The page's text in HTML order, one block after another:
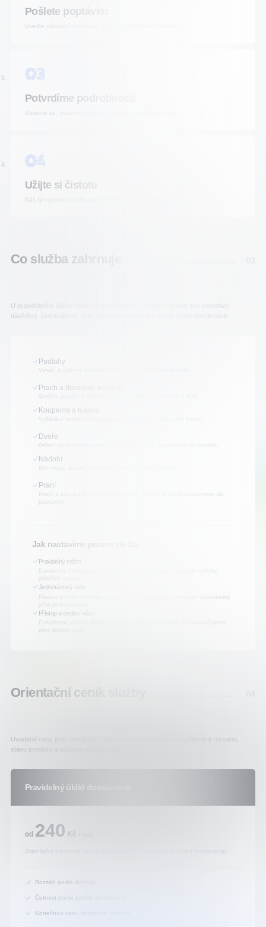
Pošlete poptávku
Uveďte základní informace, rozsah a preferovaný termín.
03
Potvrdíme podrobnosti
Ozveme se, doladíme zadání a potvrdíme další postup.
04
Užijte si čistotu
Náš tým provede úklid podle odsouhlaseného plánu.
Co služba zahrnuje
U pravidelného úklidu nastavíme opakující se základ a priority pro jednotlivé
návštěvy. Jednorázový úklid sestavíme podle aktuálního stavu domácnosti.
Podlahy
Vysátí a vytření vhodným postupem podle typu povrchu.
Prach a dostupné povrchy
Setření prachu z nábytku, polic a dalších dostupných míst.
Koupelna a toaleta
Vyčištění sanitárního vybavení a běžně používaných ploch.
Dveře
Otření dostupných dveří, rámů a klik podle dohodnutého rozsahu.
Nádobí
Mytí nebo uložení nádobí lze zahrnout do zadání.
Praní
Praní a související práce provedeme, pokud je předem zahrnete do
poptávky.
Jak nastavíme provoz služby
Pravidelný režim
Domluvíme četnost a základní seznam činností, který lze podle potřeby
průběžně upravit.
Jednorázový úklid
Předem určíme místnosti, priority a práce navíc, aby byl rozsah srozumitelný
ještě před termínem.
Přístup a osobní věci
Dohodneme způsob předání prostoru; cennosti a osobní věci doporučujeme
před úklidem uložit.
Orientační ceník služby
Uvedené ceny jsou orientační. Přesnou cenu potvrdíme po upřesnění rozsahu,
stavu prostoru a požadovaných prací.
Pravidelný úklid domácnosti
od 240 Kč / hod.
od 240 Kč
Orientační hodinová sazba při pravidelně domluveném úklidu domácnosti.
Rozsah podle dohody
Četnost podle potřeb domácnosti
Konečnou cenu potvrdíme předem